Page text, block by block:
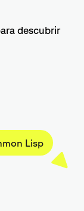
descubrir
Lisp